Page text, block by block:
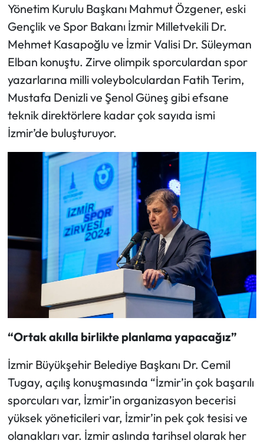
Yönetim Kurulu Başkanı Mahmut Özgener, eski
Gençlik ve Spor Bakanı İzmir Milletvekili Dr.
Mehmet Kasapoğlu ve İzmir Valisi Dr. Süleyman
Elban konuştu. Zirve olimpik sporculardan spor
yazarlarına milli voleybolculardan Fatih Terim,
Mustafa Denizli ve Şenol Güneş gibi efsane
teknik direktörlere kadar çok sayıda ismi
İzmir’de buluşturuyor.
“Ortak akılla birlikte planlama yapacağız”
İzmir Büyükşehir Belediye Başkanı Dr. Cemil
Tugay, açılış konuşmasında “İzmir’in çok başarılı
sporcuları var, İzmir’in organizasyon becerisi
yüksek yöneticileri var, İzmir’in pek çok tesisi ve
olanakları var. İzmir aslında tarihsel olarak her